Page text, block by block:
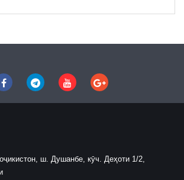
ш. Душанбе, кӯч. Деҳоти 1/2,